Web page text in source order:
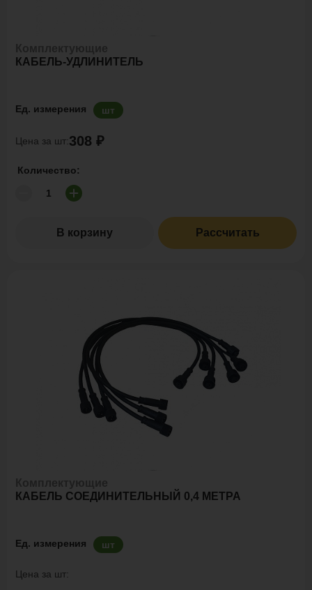
КАБЕЛЬ-УДЛИНИТЕЛЬ
Ед. измерения шт
Цена за шт:308 ₽
Количество:
В корзину Рассчитать
КАБЕЛЬ СОЕДИНИТЕЛЬНЫЙ 0,4 МЕТРА
Ед. измерения шт
Цена за шт: